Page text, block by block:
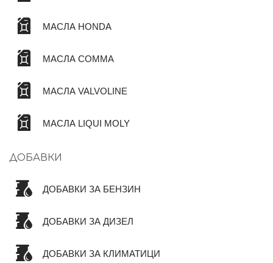
МАСЛА HONDA
МАСЛА COMMA
МАСЛА VALVOLINE
МАСЛА LIQUI MOLY
ДОБАВКИ
ДОБАВКИ ЗА БЕНЗИН
ДОБАВКИ ЗА ДИЗЕЛ
ДОБАВКИ ЗА КЛИМАТИЦИ